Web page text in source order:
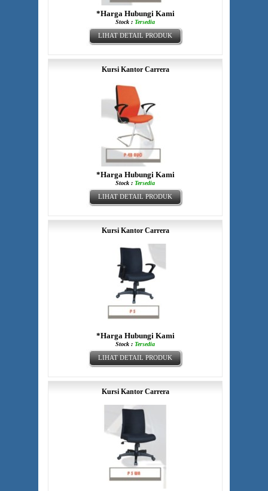
*Harga Hubungi Kami
Stock : Tersedia
LIHAT DETAIL PRODUK
Kursi Kantor Carrera
*Harga Hubungi Kami
Stock : Tersedia
LIHAT DETAIL PRODUK
Kursi Kantor Carrera
*Harga Hubungi Kami
Stock : Tersedia
LIHAT DETAIL PRODUK
Kursi Kantor Carrera